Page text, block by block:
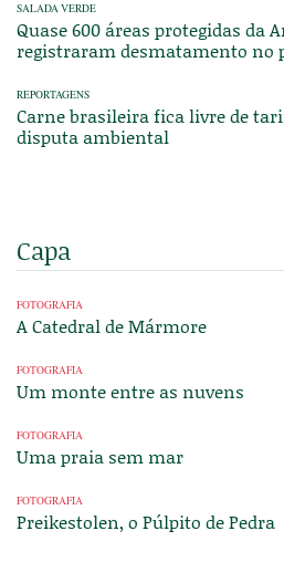
SALADA VERDE
Quase 600 áreas protegidas da
registraram desmatamento no
REPORTAGENS
Carne brasileira fica livre de
disputa ambiental
Capa
FOTOGRAFIA
A Catedral de Mármore
FOTOGRAFIA
Um monte entre as nuvens
FOTOGRAFIA
Uma praia sem mar
FOTOGRAFIA
Preikestolen, o Púlpito de Pedra